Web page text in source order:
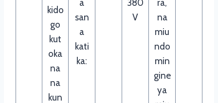
kido
go
kut
oka
na
na
kun
a
san
a
kati
ka:
380
V
ra,
na
miu
ndo
min
gine
ya